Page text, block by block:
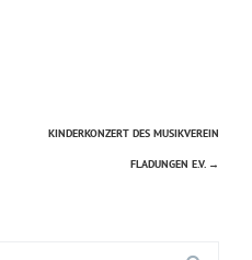
KINDERKONZERT DES MUSIKVEREIN
FLADUNGEN E.V. →